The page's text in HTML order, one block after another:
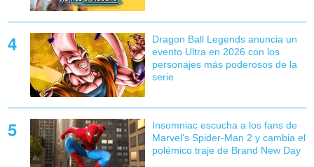
Dragon Ball Legends anuncia un
evento Ultra en 2026 con los
personajes más poderosos de la
serie
Insomniac escucha a los fans de
Marvel's Spider-Man 2 y cambia el
polémico traje de Brand New Day